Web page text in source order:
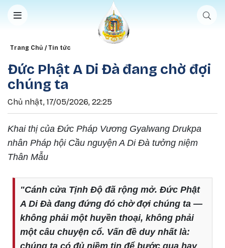
Nhảy đến nội dung
Breadcrumb
Trang Chủ Tin tức
Đức Phật A Di Đà đang chờ đợi
chúng ta
Chủ nhật, 17/05/2026, 22:25
Khai thị của Đức Pháp Vương Gyalwang Drukpa
nhân Pháp hội Cầu nguyện A Di Đà tưởng niệm
Thân Mẫu
"Cánh cửa Tịnh Độ đã rộng mở. Đức Phật
A Di Đà đang đứng đó chờ đợi chúng ta —
không phải một huyền thoại, không phải
một câu chuyện cổ. Vấn đề duy nhất là:
chúng ta có đủ niềm tin để bước qua hay